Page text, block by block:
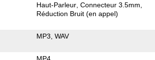
Haut-Parleur Connecteur 3.5mm
Réduction Bruit (en appel)
MP3 WAV
MP4